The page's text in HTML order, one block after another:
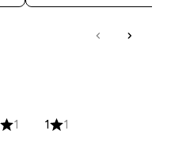
1 1 1